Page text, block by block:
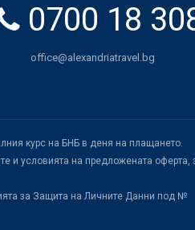
0700 18
office@alexandriatravel.bg
курс на БНБ в деня на плащането.
и условията на предложената оферта,
за Защита на Личните Данни под №